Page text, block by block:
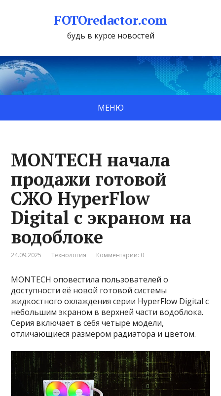
FOTOredactor.com
будь в курсе новостей
МЕНЮ
MONTECH начала
продажи готовой
СЖО HyperFlow
Digital с экраном на
водоблоке
24.09.2025 Технология Комментарии: 0
MONTECH оповестила пользователей о
доступности её новой готовой системы
жидкостного охлаждения серии HyperFlow Digital с
небольшим экраном в верхней части водоблока.
Серия включает в себя четыре модели,
отличающиеся размером радиатора и цветом.